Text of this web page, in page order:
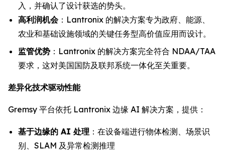
入，并确认了设计获选的势头。
高利润机会：Lantronix 的解决方案专为政府、能源、
农业和基础设施领域的关键任务型高价值应用而设计。
监管优势 ：Lantronix 的解决方案完全符合 NDAA/TAA
要求，这对美国国防及联邦系统一体化至关重要。
差异化技术驱动性能
Gremsy 平台依托 Lantronix 边缘 AI 解决方案，提供：
基于边缘的 AI 处理 ：在设备端进行物体检测、场景识
别、SLAM 及异常检测推理